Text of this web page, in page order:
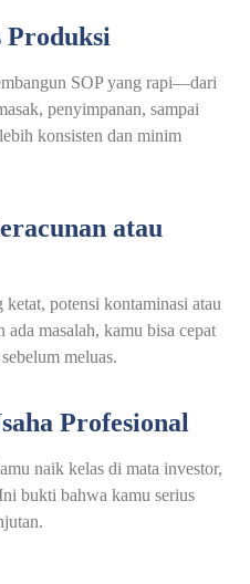
Produksi
SOP yang rapi—dari
penyimpanan, sampai
konsisten dan minim
atau
potensi kontaminasi atau
masalah, kamu bisa cepat
meluas.
Profesional
naik kelas di mata investor,
bukti bahwa kamu serius